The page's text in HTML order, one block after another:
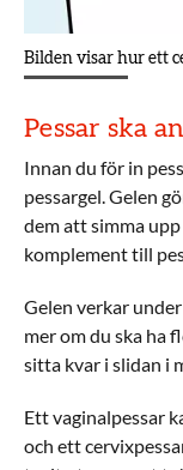
Bilden visar hur ett
Pessar ska
Innan du för in
pessargel. Gelen
dem att simma
komplement till
Gelen verkar
mer om du ska ha
sitta kvar i slidan i
Ett vaginalpessar
och ett